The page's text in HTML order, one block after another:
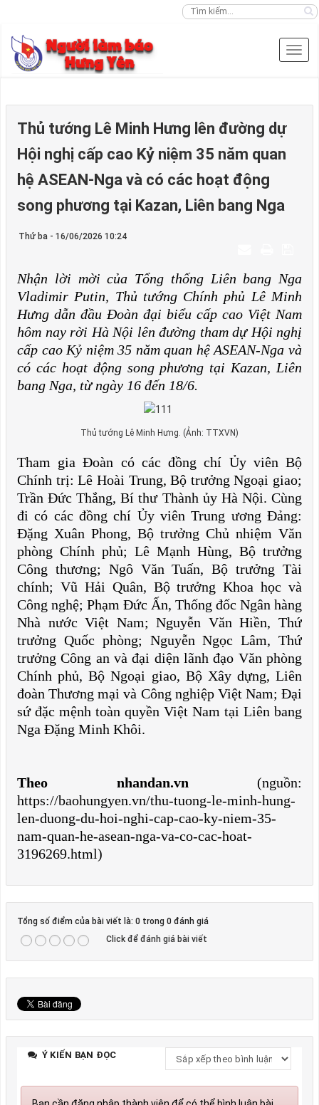
Thủ tướng Lê Minh Hưng lên đường dự
Hội nghị cấp cao Kỷ niệm 35 năm quan
hệ ASEAN-Nga và có các hoạt động
song phương tại Kazan, Liên bang Nga
Thứ ba - 16/06/2026 10:24
Nhận lời mời của Tổng thống Liên bang Nga
Vladimir Putin, Thủ tướng Chính phủ Lê Minh
Hưng dẫn đầu Đoàn đại biểu cấp cao Việt Nam
hôm nay rời Hà Nội lên đường tham dự Hội nghị
cấp cao Kỷ niệm 35 năm quan hệ ASEAN-Nga và
có các hoạt động song phương tại Kazan, Liên
bang Nga, từ ngày 16 đến 18/6.
Thủ tướng Lê Minh Hưng. (Ảnh: TTXVN)
Tham gia Đoàn có các đồng chí Ủy viên Bộ
Chính trị: Lê Hoài Trung, Bộ trưởng Ngoại giao;
Trần Đức Thắng, Bí thư Thành ủy Hà Nội. Cùng
đi có các đồng chí Ủy viên Trung ương Đảng:
Đặng Xuân Phong, Bộ trưởng Chủ nhiệm Văn
phòng Chính phủ; Lê Mạnh Hùng, Bộ trưởng
Công thương; Ngô Văn Tuấn, Bộ trưởng Tài
chính; Vũ Hải Quân, Bộ trưởng Khoa học và
Công nghệ; Phạm Đức Ấn, Thống đốc Ngân hàng
Nhà nước Việt Nam; Nguyễn Văn Hiền, Thứ
trưởng Quốc phòng; Nguyễn Ngọc Lâm, Thứ
trưởng Công an và đại diện lãnh đạo Văn phòng
Chính phủ, Bộ Ngoại giao, Bộ Xây dựng, Liên
đoàn Thương mại và Công nghiệp Việt Nam; Đại
sứ đặc mệnh toàn quyền Việt Nam tại Liên bang
Nga Đặng Minh Khôi.
Theo nhandan.vn (nguồn:
https://baohungyen.vn/thu-tuong-le-minh-hung-
len-duong-du-hoi-nghi-cap-cao-ky-niem-35-
nam-quan-he-asean-nga-va-co-cac-hoat-
3196269.html)
Tổng số điểm của bài viết là: 0 trong 0 đánh giá
Click để đánh giá bài viết
Ý KIẾN BẠN ĐỌC